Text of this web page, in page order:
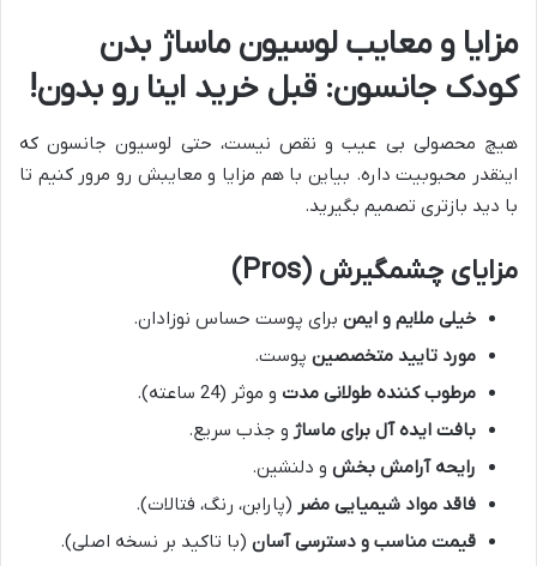
مزایا و معایب لوسیون ماساژ بدن
کودک جانسون: قبل خرید اینا رو بدون!
هیچ محصولی بی عیب و نقص نیست، حتی لوسیون جانسون که
اینقدر محبوبیت داره. بیاین با هم مزایا و معایبش رو مرور کنیم تا
با دید بازتری تصمیم بگیرید.
مزایای چشمگیرش (Pros)
خیلی ملایم و ایمن برای پوست حساس نوزادان.
مورد تایید متخصصین پوست.
مرطوب کننده طولانی مدت و موثر (24 ساعته).
بافت ایده آل برای ماساژو جذب سریع.
رایحه آرامش بخش و دلنشین.
فاقد مواد شیمیایی مضر (پارابن، رنگ، فتالات).
قیمت مناسب و دسترسی آسان (با تاکید بر نسخه اصلی).